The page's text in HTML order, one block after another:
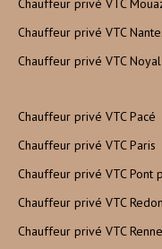
Chauffeur privé VTC
Chauffeur privé VTC
Chauffeur privé VTC
Chauffeur privé VTC Pacé
Chauffeur privé VTC Paris
Chauffeur privé VTC Pont
Chauffeur privé VTC Redon
Chauffeur privé VTC